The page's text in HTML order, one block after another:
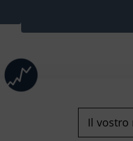
Nome